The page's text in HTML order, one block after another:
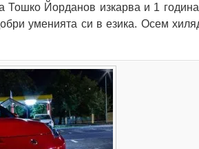
Тошко Йорданов изкарва и 1
уменията си в езика. Осем